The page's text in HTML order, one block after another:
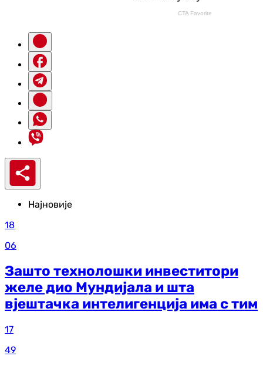
Најновије
18
06
Зашто технолошки инвеститори
желе дио Мундијала и шта
вјештачка интелигенција има с тим
17
49